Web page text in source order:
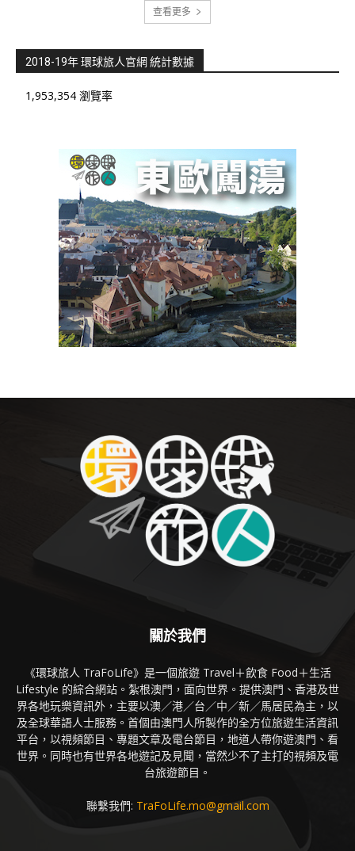
查看更多
2018-19年 環球旅人官網 統計數據
1,953,354 瀏覽率
關於我們
《環球旅人 TraFoLife》是一個旅遊 Travel＋飲食 Food＋生活
Lifestyle 的綜合網站。紮根澳門，面向世界。提供澳門、香港及世
界各地玩樂資訊外，主要以澳／港／台／中／新／馬居民為主，以
及全球華語人士服務。首個由澳門人所製作的全方位旅遊生活資訊
平台，以視頻節目、專題文章及電台節目，地道人帶你遊澳門、看
世界。同時也有世界各地遊記及見聞，當然少不了主打的視頻及電
台旅遊節目。
聯繫我們: TraFoLife.mo@gmail.com